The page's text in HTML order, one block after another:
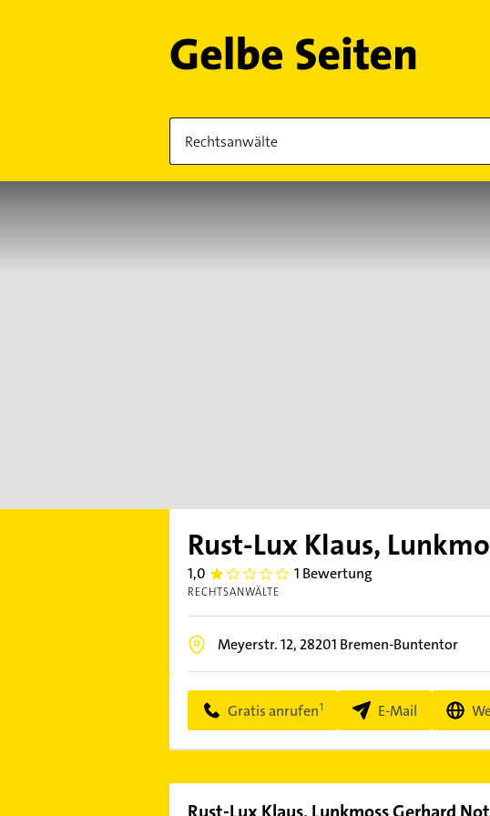
Rust-Lux Klaus,
1,0 1.0 1 Bewertung
RECHTSANWÄLTE
Meyerstr. 12, 28201 Bremen-Buntentor
Gratis anrufen E-Mail